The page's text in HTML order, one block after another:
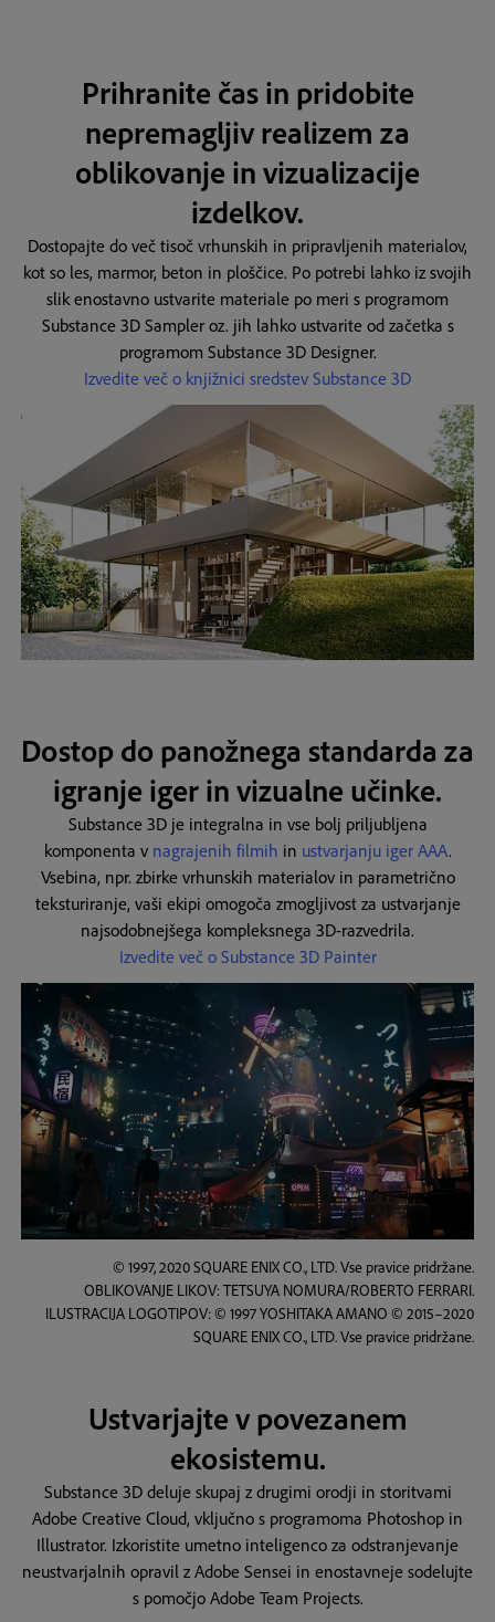
Prihranite čas in pridobite
nepremagljiv realizem za
oblikovanje in vizualizacije
izdelkov.
Dostopajte do več tisoč vrhunskih in pripravljenih materialov,
kot so les, marmor, beton in ploščice. Po potrebi lahko iz svojih
slik enostavno ustvarite materiale po meri s programom
Substance 3D Sampler oz. jih lahko ustvarite od začetka s
programom Substance 3D Designer.
Izvedite več o knjižnici sredstev Substance 3D
Dostop do panožnega standarda za
igranje iger in vizualne učinke.
Substance 3D je integralna in vse bolj priljubljena
komponenta v nagrajenih filmih in ustvarjanju iger AAA.
Vsebina, npr. zbirke vrhunskih materialov in parametrično
teksturiranje, vaši ekipi omogoča zmogljivost za ustvarjanje
najsodobnejšega kompleksnega 3D-razvedrila.
Izvedite več o Substance 3D Painter
© 1997, 2020 SQUARE ENIX CO., LTD. Vse pravice pridržane.
OBLIKOVANJE LIKOV: TETSUYA NOMURA/ROBERTO FERRARI.
ILUSTRACIJA LOGOTIPOV: © 1997 YOSHITAKA AMANO © 2015–2020
SQUARE ENIX CO., LTD. Vse pravice pridržane.
Ustvarjajte v povezanem
ekosistemu.
Substance 3D deluje skupaj z drugimi orodji in storitvami
Adobe Creative Cloud, vključno s programoma Photoshop in
Illustrator. Izkoristite umetno inteligenco za odstranjevanje
neustvarjalnih opravil z Adobe Sensei in enostavneje sodelujte
s pomočjo Adobe Team Projects.